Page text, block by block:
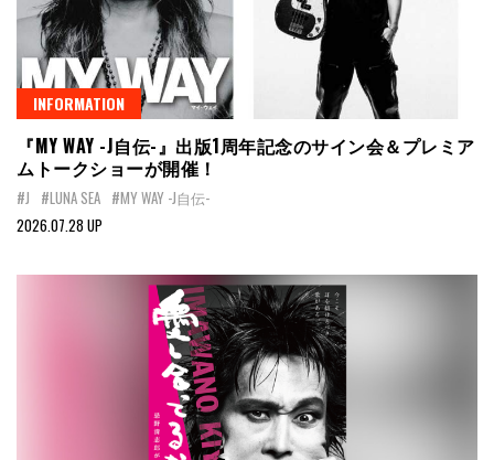
INFORMATION
『MY WAY -J自伝-』出版1周年記念のサイン会＆プレミア
ムトークショーが開催！
#J #LUNA SEA #MY WAY -J自伝-
2026.07.28 UP